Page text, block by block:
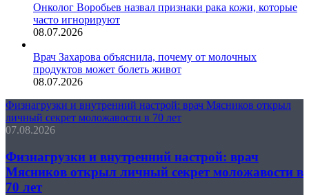
Онколог Воробьев назвал признаки рака кожи, которые
часто игнорируют
08.07.2026
Врач Захарова объяснила, почему от молочных
продуктов может болеть живот
08.07.2026
Физнагрузки и внутренний настрой: врач Мясников открыл
личный секрет моложавости в 70 лет
07.08.2026
Физнагрузки и внутренний настрой: врач
Мясников открыл личный секрет моложавости в
70 лет